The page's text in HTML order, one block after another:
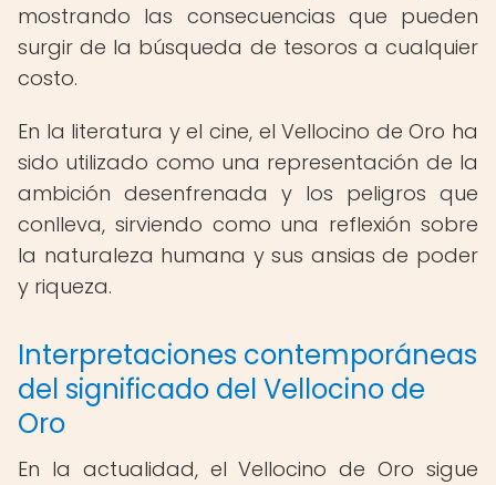
mostrando las consecuencias que pueden
surgir de la búsqueda de tesoros a cualquier
costo.
En la literatura y el cine, el Vellocino de Oro ha
sido utilizado como una representación de la
ambición desenfrenada y los peligros que
conlleva, sirviendo como una reflexión sobre
la naturaleza humana y sus ansias de poder
y riqueza.
Interpretaciones contemporáneas
del significado del Vellocino de
Oro
En la actualidad, el Vellocino de Oro sigue